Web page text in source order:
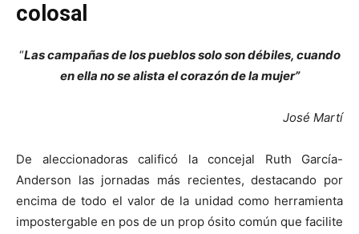
colosal
“Las campañas de los pueblos solo son débiles, cuando
en ella no se alista el corazón de la mujer”
José Martí
De aleccionadoras calificó la concejal Ruth García-
Anderson las jornadas más recientes, destacando por
encima de todo el valor de la unidad como herramienta
impostergable en pos de un prop ósito común que facilite